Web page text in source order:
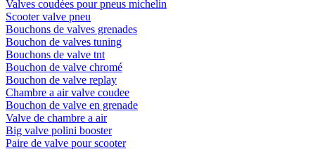
Valves coudées pour pneus michelin
Scooter valve pneu
Bouchons de valves grenades
Bouchon de valves tuning
Bouchons de valve tnt
Bouchon de valve chromé
Bouchon de valve replay
Chambre a air valve coudee
Bouchon de valve en grenade
Valve de chambre a air
Big valve polini booster
Paire de valve pour scooter